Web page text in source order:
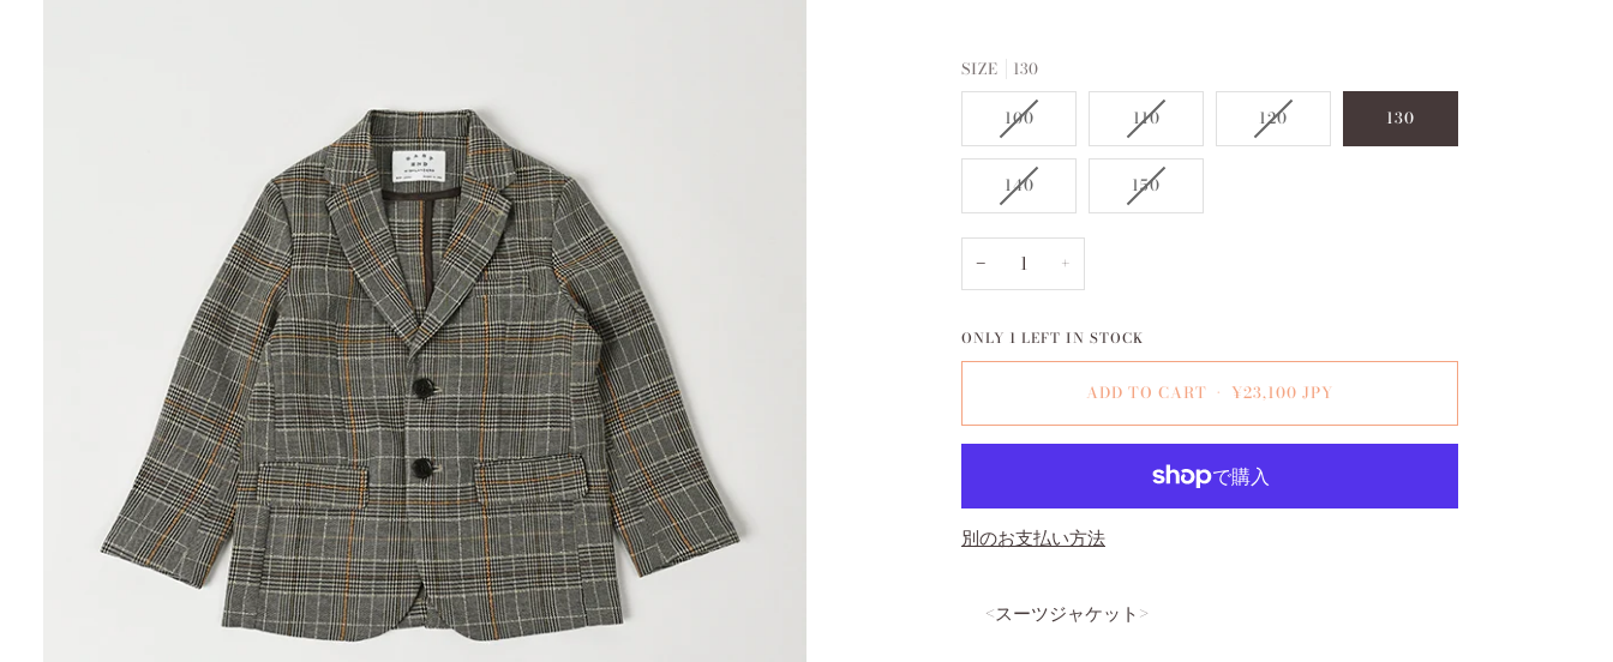
SIZE 130
100 110 120 130
140 150
− +
ONLY 1 LEFT IN STOCK
ADD TO CART • ¥23,100 JPY
別のお支払い方法
<スーツジャケット>